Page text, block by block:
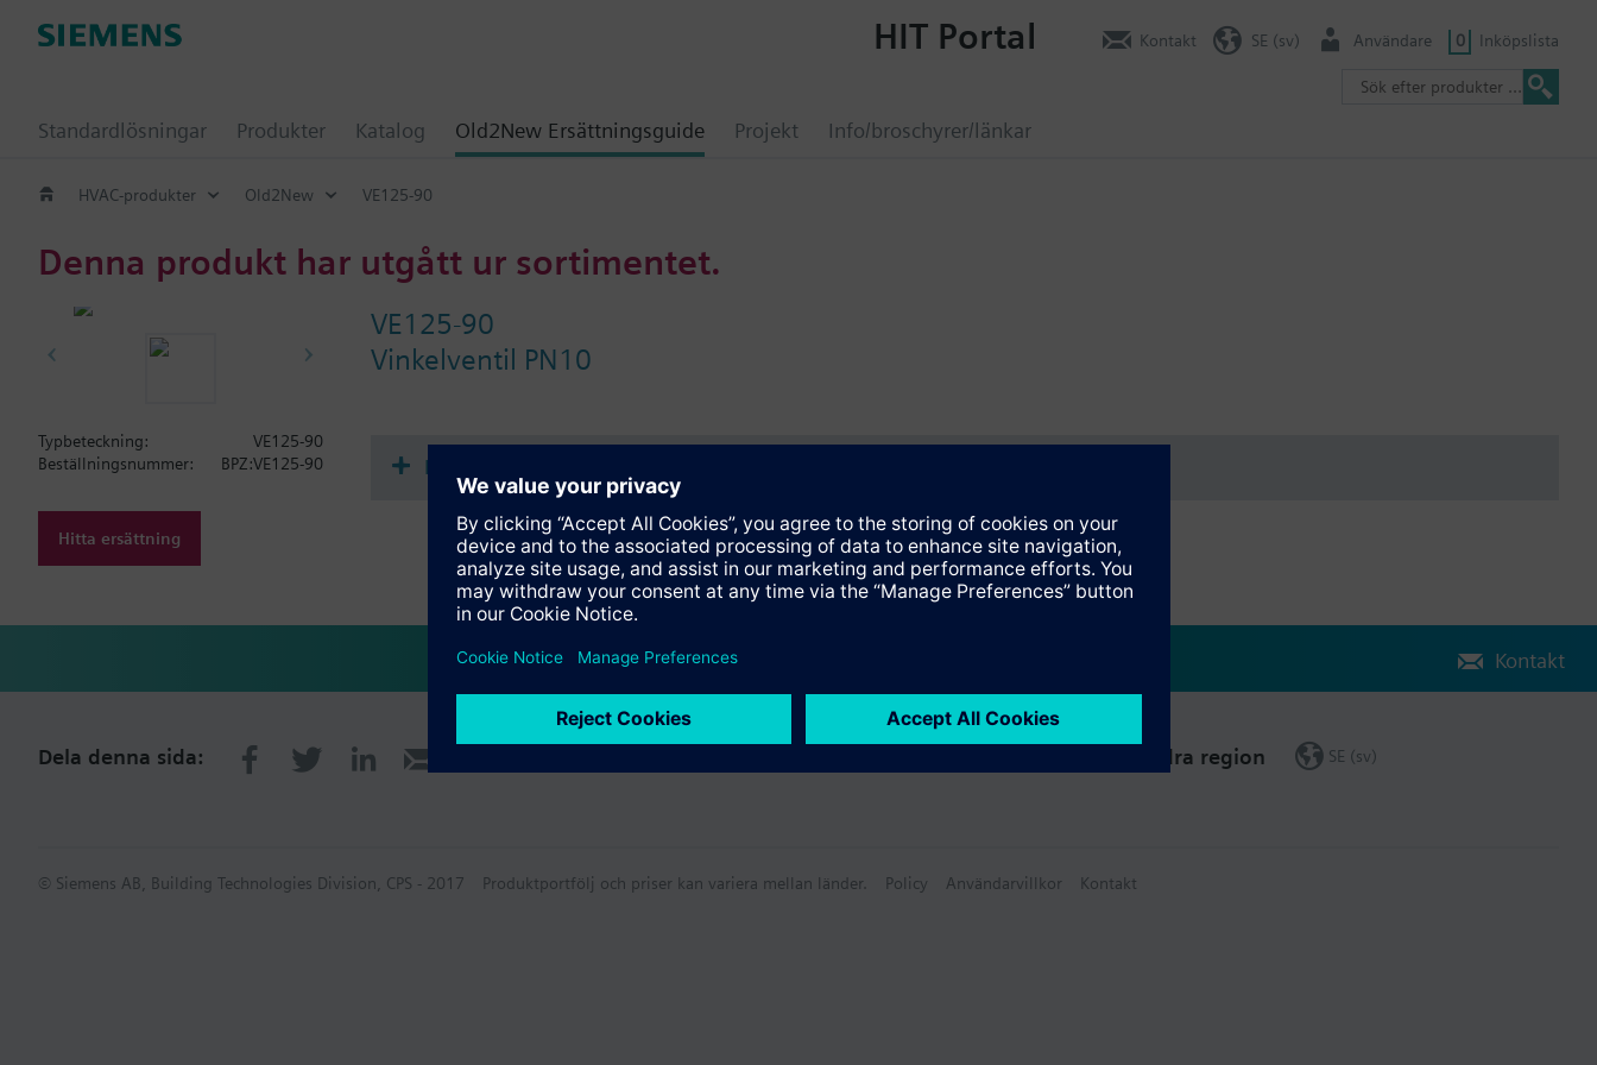
Standardlösningar Produkter Katalog Old2New Ersättningsguide Projekt Info/broschyrer/länkar
HIT Portal Kontakt SE (sv) Användare 0 Inköpslista
HVAC-produkter Old2New VE125-90
Denna produkt har utgått ur sortimentet.
VE125-90
Vinkelventil PN10
Typbeteckning:
VE125-90
Beställningsnummer:
BPZ:VE125-90
Hitta ersättning
Dokumentation
Kontakt
Dela denna sida: Ändra region SE (sv)
© Siemens AB, Building Technologies Division, CPS - 2017 Produktportfölj och priser kan variera mellan länder. Policy Användarvillkor Kontakt